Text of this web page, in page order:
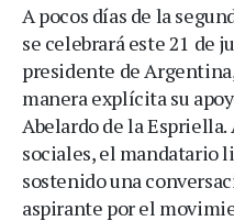
A pocos días de la
se celebrará este 21 de
presidente de
manera explícita su
Abelardo de la Espriella.
sociales, el mandatario
sostenido una
aspirante por el